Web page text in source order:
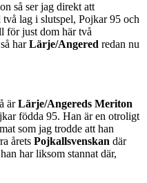
så ser jag direkt att
två lag i slutspel, Pojkar 95 och
för just dom här två
harLärje/Angered redan nu
ärLärje/Angereds Meriton
födda 95. Han är en otroligt
som jag trodde att han
årets Pojkallsvenskan där
har liksom stannat där,